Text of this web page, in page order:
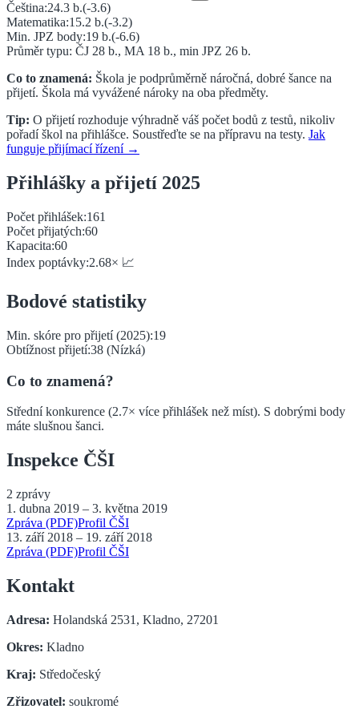
Čeština:24.3 b.(-3.6)
Matematika:15.2 b.(-3.2)
Min. JPZ body:19 b.(-6.6)
Průměr typu: ČJ 28 b., MA 18 b., min JPZ 26 b.
Co to znamená: Škola je podprůměrně náročná, dobré šance na
přijetí. Škola má vyvážené nároky na oba předměty.
Tip: O přijetí rozhoduje výhradně váš počet bodů z testů, nikoliv
pořadí škol na přihlášce. Soustřeďte se na přípravu na testy. Jak
funguje přijímací řízení →
Přihlášky a přijetí 2025
Počet přihlášek:161
Počet přijatých:60
Kapacita:60
Index poptávky:2.68× 📈
Bodové statistiky
Min. skóre pro přijetí (2025):19
Obtížnost přijetí:38 (Nízká)
Co to znamená?
Střední konkurence (2.7× více přihlášek než míst). S dobrými body
máte slušnou šanci.
Inspekce ČŠI
2 zprávy
1. dubna 2019 – 3. května 2019
Zpráva (PDF)Profil ČŠI
13. září 2018 – 19. září 2018
Zpráva (PDF)Profil ČŠI
Kontakt
Adresa: Holandská 2531, Kladno, 27201
Okres: Kladno
Kraj: Středočeský
Zřizovatel: soukromé